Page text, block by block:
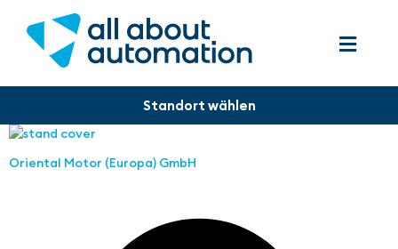
Oriental Motor (Europa) GmbH